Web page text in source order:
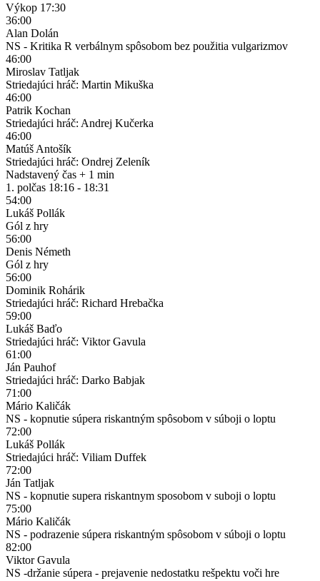
Výkop 17:30
36:00
Alan Dolán
NS - Kritika R verbálnym spôsobom bez použitia vulgarizmov
46:00
Miroslav Tatljak
Striedajúci hráč: Martin Mikuška
46:00
Patrik Kochan
Striedajúci hráč: Andrej Kučerka
46:00
Matúš Antošík
Striedajúci hráč: Ondrej Zeleník
Nadstavený čas + 1 min
1. polčas 18:16 - 18:31
54:00
Lukáš Pollák
Gól z hry
56:00
Denis Németh
Gól z hry
56:00
Dominik Rohárik
Striedajúci hráč: Richard Hrebačka
59:00
Lukáš Baďo
Striedajúci hráč: Viktor Gavula
61:00
Ján Pauhof
Striedajúci hráč: Darko Babjak
71:00
Mário Kaličák
NS - kopnutie súpera riskantným spôsobom v súboji o loptu
72:00
Lukáš Pollák
Striedajúci hráč: Viliam Duffek
72:00
Ján Tatljak
NS - kopnutie supera riskantnym sposobom v suboji o loptu
75:00
Mário Kaličák
NS - podrazenie súpera riskantným spôsobom v súboji o loptu
82:00
Viktor Gavula
NS -držanie súpera - prejavenie nedostatku rešpektu voči hre